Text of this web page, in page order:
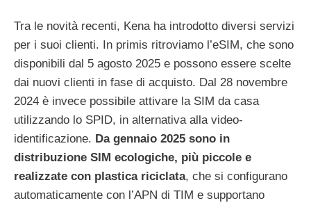
Tra le novità recenti, Kena ha introdotto diversi servizi
per i suoi clienti. In primis ritroviamo l’eSIM, che sono
disponibili dal 5 agosto 2025 e possono essere scelte
dai nuovi clienti in fase di acquisto. Dal 28 novembre
2024 è invece possibile attivare la SIM da casa
utilizzando lo SPID, in alternativa alla video-
identificazione. Da gennaio 2025 sono in
distribuzione SIM ecologiche, più piccole e
realizzate con plastica riciclata, che si configurano
automaticamente con l’APN di TIM e supportano